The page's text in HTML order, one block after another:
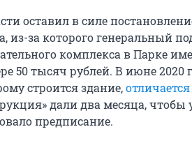
оставил в силе
из-за которого генеральный
комплекса в Парке
50 тысяч рублей. В июне 2020
строится здание,отличается
дали два месяца, чтобы
предписание.